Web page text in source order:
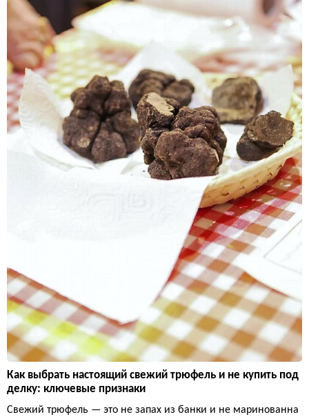
Как выбрать настоящий свежий трюфель и не купить под
делку: ключевые признаки
Свежий трюфель — это не запах из банки и не маринованна